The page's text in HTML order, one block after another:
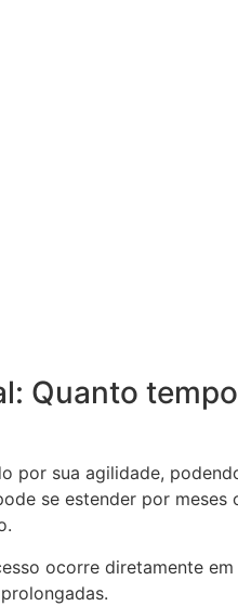
Quanto
por sua agilidade,
se estender por meses
ocorre diretamente